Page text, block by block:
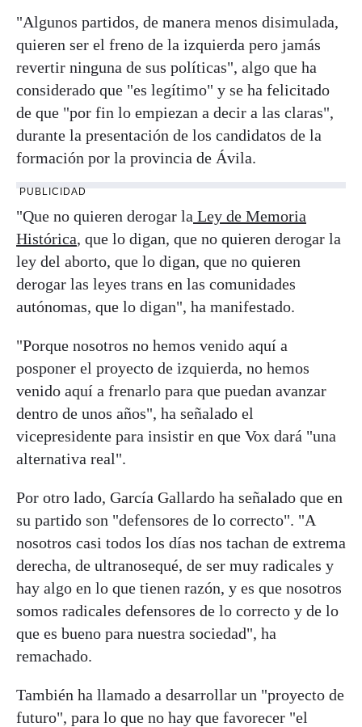
"Algunos partidos, de manera menos disimulada,
quieren ser el freno de la izquierda pero jamás
revertir ninguna de sus políticas", algo que ha
considerado que "es legítimo" y se ha felicitado
de que "por fin lo empiezan a decir a las claras",
durante la presentación de los candidatos de la
formación por la provincia de Ávila.
PUBLICIDAD
"Que no quieren derogar la Ley de Memoria
Histórica, que lo digan, que no quieren derogar la
ley del aborto, que lo digan, que no quieren
derogar las leyes trans en las comunidades
autónomas, que lo digan", ha manifestado.
"Porque nosotros no hemos venido aquí a
posponer el proyecto de izquierda, no hemos
venido aquí a frenarlo para que puedan avanzar
dentro de unos años", ha señalado el
vicepresidente para insistir en que Vox dará "una
alternativa real".
Por otro lado, García Gallardo ha señalado que en
su partido son "defensores de lo correcto". "A
nosotros casi todos los días nos tachan de extrema
derecha, de ultranosequé, de ser muy radicales y
hay algo en lo que tienen razón, y es que nosotros
somos radicales defensores de lo correcto y de lo
que es bueno para nuestra sociedad", ha
remachado.
También ha llamado a desarrollar un "proyecto de
futuro", para lo que no hay que favorecer "el